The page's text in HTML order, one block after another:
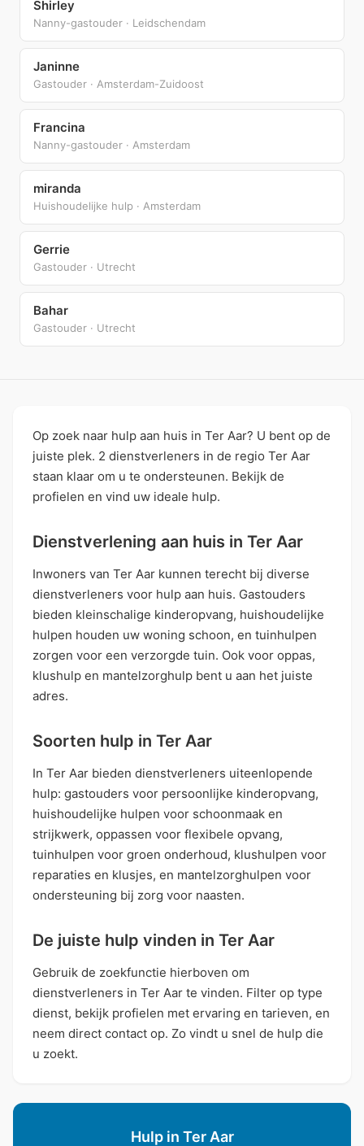
Shirley
Nanny-gastouder · Leidschendam
Janinne
Gastouder · Amsterdam-Zuidoost
Francina
Nanny-gastouder · Amsterdam
miranda
Huishoudelijke hulp · Amsterdam
Gerrie
Gastouder · Utrecht
Bahar
Gastouder · Utrecht
Op zoek naar hulp aan huis in Ter Aar? U bent op de
juiste plek. 2 dienstverleners in de regio Ter Aar
staan klaar om u te ondersteunen. Bekijk de
profielen en vind uw ideale hulp.
Dienstverlening aan huis in Ter Aar
Inwoners van Ter Aar kunnen terecht bij diverse
dienstverleners voor hulp aan huis. Gastouders
bieden kleinschalige kinderopvang, huishoudelijke
hulpen houden uw woning schoon, en tuinhulpen
zorgen voor een verzorgde tuin. Ook voor oppas,
klushulp en mantelzorghulp bent u aan het juiste
adres.
Soorten hulp in Ter Aar
In Ter Aar bieden dienstverleners uiteenlopende
hulp: gastouders voor persoonlijke kinderopvang,
huishoudelijke hulpen voor schoonmaak en
strijkwerk, oppassen voor flexibele opvang,
tuinhulpen voor groen onderhoud, klushulpen voor
reparaties en klusjes, en mantelzorghulpen voor
ondersteuning bij zorg voor naasten.
De juiste hulp vinden in Ter Aar
Gebruik de zoekfunctie hierboven om
dienstverleners in Ter Aar te vinden. Filter op type
dienst, bekijk profielen met ervaring en tarieven, en
neem direct contact op. Zo vindt u snel de hulp die
u zoekt.
Hulp in Ter Aar